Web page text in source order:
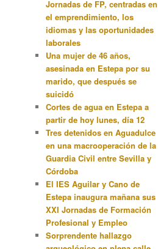
Jornadas de FP, centradas en
el emprendimiento, los
idiomas y las oportunidades
laborales
Una mujer de 46 años,
asesinada en Estepa por su
marido, que después se
suicidó
Cortes de agua en Estepa a
partir de hoy lunes, día 12
Tres detenidos en Aguadulce
en una macrooperación de la
Guardia Civil entre Sevilla y
Córdoba
El IES Aguilar y Cano de
Estepa inaugura mañana sus
XXI Jornadas de Formación
Profesional y Empleo
Sorprendente hallazgo